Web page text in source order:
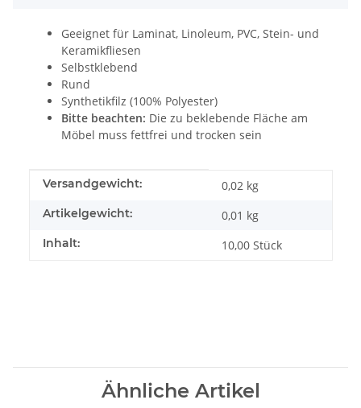
Geeignet für Laminat, Linoleum, PVC, Stein- und
Keramikfliesen
Selbstklebend
Rund
Synthetikfilz (100% Polyester)
Bitte beachten: Die zu beklebende Fläche am
Möbel muss fettfrei und trocken sein
Produkteigenschaft
Wert
Versandgewicht: 0,02 kg
Artikelgewicht: 0,01 kg
Inhalt: 10,00 Stück
Ähnliche Artikel